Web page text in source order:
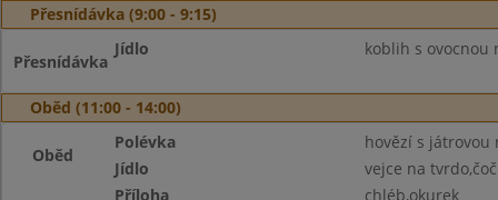
Přesnídávka (9:00 - 9:15)
Přesnídávka
Jídlo koblih s ovocnou
Oběd (11:00 - 14:00)
Oběd
Polévka
hovězí s játrovou
Jídlo
vejce na
Příloha
chléb,okurek